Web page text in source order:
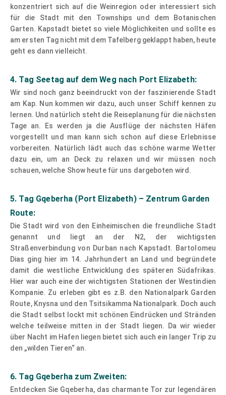
konzentriert sich auf die Weinregion oder interessiert sich
für die Stadt mit den Townships und dem Botanischen
Garten. Kapstadt bietet so viele Möglichkeiten und sollte es
am ersten Tag nicht mit dem Tafelberg geklappt haben, heute
geht es dann vielleicht.
4. Tag Seetag auf dem Weg nach Port Elizabeth:
Wir sind noch ganz beeindruckt von der faszinierende Stadt
am Kap. Nun kommen wir dazu, auch unser Schiff kennen zu
lernen. Und natürlich steht die Reiseplanung für die nächsten
Tage an. Es werden ja die Ausflüge der nächsten Häfen
vorgestellt und man kann sich schon auf diese Erlebnisse
vorbereiten. Natürlich lädt auch das schöne warme Wetter
dazu ein, um an Deck zu relaxen und wir müssen noch
schauen, welche Show heute für uns dargeboten wird.
5. Tag Gqeberha (Port Elizabeth) – Zentrum Garden
Route:
Die Stadt wird von den Einheimischen die freundliche Stadt
genannt und liegt an der N2, der wichtigsten
Straßenverbindung von Durban nach Kapstadt. Bartolomeu
Dias ging hier im 14. Jahrhundert an Land und begründete
damit die westliche Entwicklung des späteren Südafrikas.
Hier war auch eine der wichtigsten Stationen der Westindien
Kompanie. Zu erleben gibt es z.B. den Nationalpark Garden
Route, Knysna und den Tsitsikamma Nationalpark. Doch auch
die Stadt selbst lockt mit schönen Eindrücken und Stränden
welche teilweise mitten in der Stadt liegen. Da wir wieder
über Nacht im Hafen liegen bietet sich auch ein langer Trip zu
den „wilden Tieren“ an.
6. Tag Gqeberha zum Zweiten:
Entdecken Sie Gqeberha, das charmante Tor zur legendären